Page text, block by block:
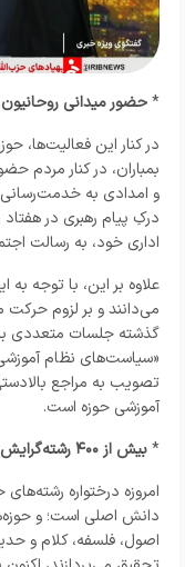
*حضور میدانی روحانیون
در کنار این فعالیت‌ها،
بمباران، در کنار مردم
و امدادی به خدمت‌رسانی
درکِ پیام رهبری در هفتاد
اداری خود، به رسالت
علاوه بر این، با توجه به
می‌دانند و بر لزوم حرکت
گذشته جلسات متعددی
«سیاست‌های نظام
تصویب به مراجع
آموزشی حوزه است.
*بیش از ۴۰۰ رشته‌گرایش در ۱۶ دانش اصلی حوزوی
دانش اصلی است؛ و
اصول، فلسفه، کلام و